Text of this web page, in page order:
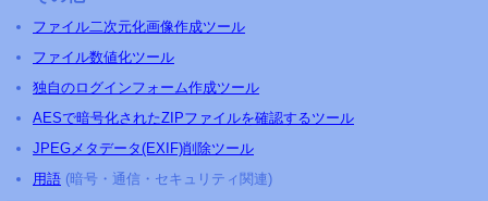
ファイル二次元化画像作成ツール
ファイル数値化ツール
独自のログインフォーム作成ツール
AESで暗号化されたZIPファイルを確認するツール
JPEGメタデータ(EXIF)削除ツール
用語 (暗号・通信・セキュリティ関連)